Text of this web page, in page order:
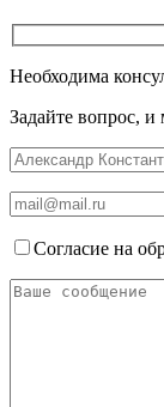
Необходима
Задайте вопрос,
Согласие на